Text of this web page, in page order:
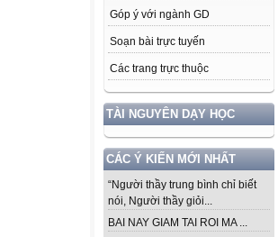
Góp ý với ngành GD
Soạn bài trực tuyến
Các trang trực thuộc
TÀI NGUYÊN DẠY HỌC
CÁC Ý KIẾN MỚI NHẤT
“Người thầy trung bình chỉ biết
nói, Người thầy giỏi...
BAI NAY GIAM TAI ROI MA ...